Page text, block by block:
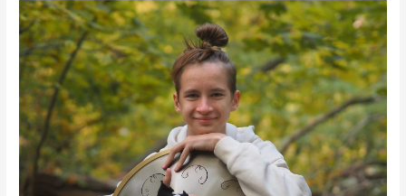
Tony
Koniak,
którego
muzyka
sięgnęła
gwiazd
udzielił
wywiadu
Radio